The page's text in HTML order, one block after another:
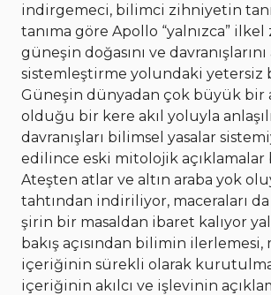
indirgemeci, bilimci zihniyetin
tanıma göre Apollo “yalnızca”
güneşin doğasını ve
sistemleştirme yolundaki yetersiz
Güneşin dünyadan çok büyük bir
olduğu bir kere akıl yoluyla
davranışları bilimsel yasalar
edilince eski mitolojik açıklamalar
Ateşten atlar ve altın araba yok
tahtından indiriliyor, maceraları
şirin bir masaldan ibaret kalıyor
bakış açısından bilimin
içeriğinin sürekli olarak
içeriğinin akılcı ve işlevinin